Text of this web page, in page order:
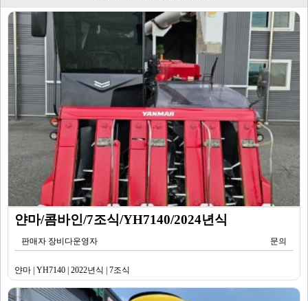
얀마/콤바인/7조식/YH7140/2024년식
판매자 장비다운영자 문의
얀마 | YH7140 | 2022년식 | 7조식